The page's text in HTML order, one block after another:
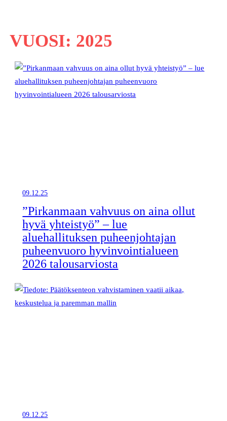
VUOSI: 2025
09.12.25
”Pirkanmaan vahvuus on aina ollut
hyvä yhteistyö” – lue
aluehallituksen puheenjohtajan
puheenvuoro hyvinvointialueen
2026 talousarviosta
09.12.25